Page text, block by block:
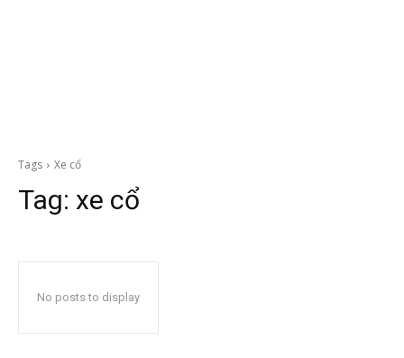
Tags Xe cổ
Tag: xe cổ
No posts to display